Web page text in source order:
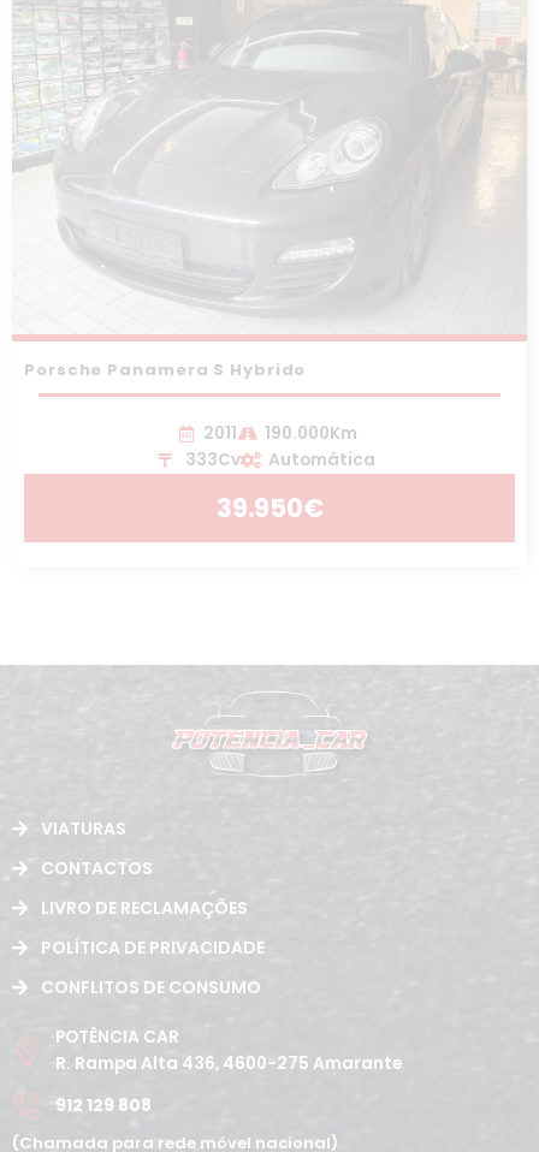
Porsche Panamera S Hybrido
2011
190.000Km
333Cv
Automática
39.950€
VIATURAS
CONTACTOS
LIVRO DE RECLAMAÇÕES
POLÍTICA DE PRIVACIDADE
CONFLITOS DE CONSUMO
POTÊNCIA CAR
R. Rampa Alta 436, 4600-275 Amarante
912 129 808
(Chamada para rede móvel nacional)